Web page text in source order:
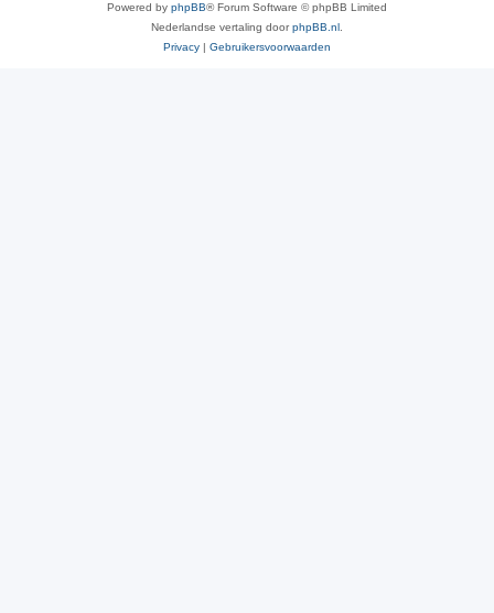
Powered by phpBB® Forum Software © phpBB Limited
Nederlandse vertaling doorphpBB.nl
Privacy | Gebruikersvoorwaarden